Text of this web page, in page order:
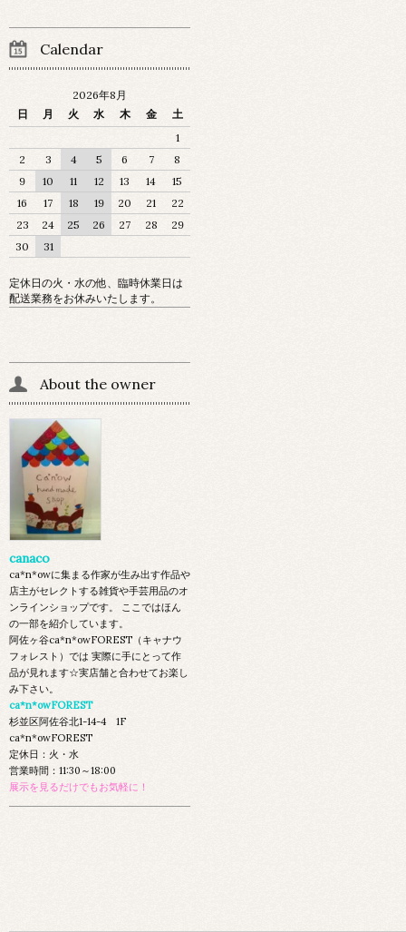
Calendar
2026年8月
日
月 火 水 木 金
土
1
2
3 4 5 6 7
8
9
10 11 12 13 14
15
16
17 18 19 20 21
22
23
24 25 26 27 28
29
30
31
定休日の火・水の他、臨時休業日は
配送業務をお休みいたします。
About the owner
canaco
ca*n*owに集まる作家が生み出す作品や
店主がセレクトする雑貨や手芸用品のオ
ンラインショップです。 ここではほん
の一部を紹介しています。
阿佐ヶ谷ca*n*owFOREST（キャナウ
フォレスト）では 実際に手にとって作
品が見れます☆実店舗と合わせてお楽し
み下さい。
ca*n*owFOREST
杉並区阿佐谷北1-14-4 1F
ca*n*owFOREST
定休日：火・水
営業時間：11:30～18:00
展示を見るだけでもお気軽に！